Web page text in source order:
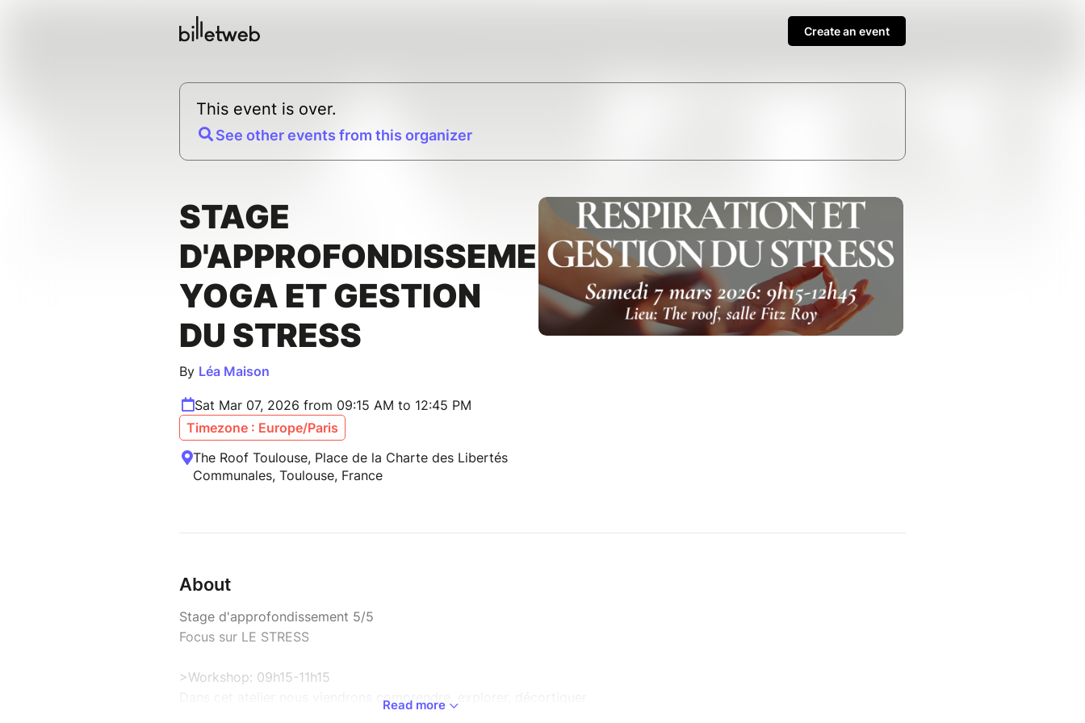
Create an event
This event is over.
See other events from this organizer
STAGE
D'APPROFONDISSEMENT:
YOGA ET GESTION
DU STRESS
By Léa Maison
Sat Mar 07, 2026 from 09:15 AM to 12:45 PM
Timezone : Europe/Paris
The Roof Toulouse, Place de la Charte des Libertés
Communales, Toulouse, France
About
Stage d'approfondissement 5/5
Focus sur LE STRESS
>Workshop: 09h15-11h15
Dans cet atelier nous viendrons comprendre, explorer, décortiquer
Read more